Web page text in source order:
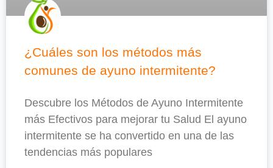
¿Cuáles son los métodos más
comunes de ayuno intermitente?
Descubre los Métodos de Ayuno Intermitente
más Efectivos para mejorar tu Salud El ayuno
intermitente se ha convertido en una de las
tendencias más populares